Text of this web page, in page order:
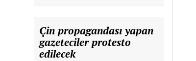
Çin propagandası yapan
gazeteciler protesto
edilecek